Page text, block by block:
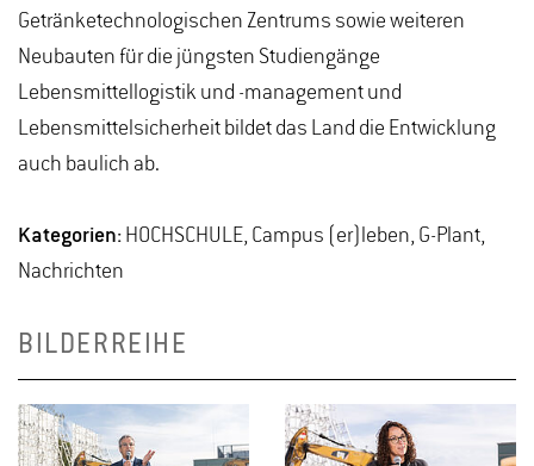
Getränketechnologischen Zentrums sowie weiteren
Neubauten für die jüngsten Studiengänge
Lebensmittellogistik und -management und
Lebensmittelsicherheit bildet das Land die Entwicklung
auch baulich ab.
Kategorien: HOCHSCHULE, Campus (er)leben, G-Plant,
Nachrichten
BILDERREIHE